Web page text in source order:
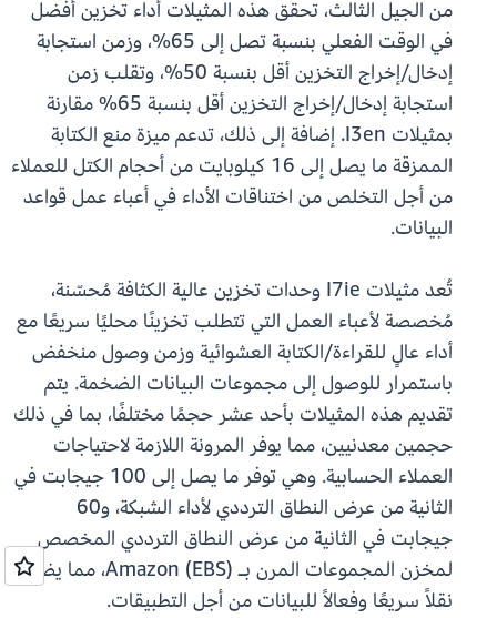
من الجيل الثالث، تحقق هذه المثيلات أداء تخزين أفضل
في الوقت الفعلي بنسبة تصل إلى 65%، وزمن استجابة
إدخال/إخراج التخزين أقل بنسبة 50%، وتقلب زمن
استجابة إدخال/إخراج التخزين أقل بنسبة 65% مقارنة
بمثيلات I3en. إضافة إلى ذلك، تدعم ميزة منع الكتابة
الممزقة ما يصل إلى 16 كيلوبايت من أحجام الكتل للعملاء
من أجل التخلص من اختناقات الأداء في أعباء عمل قواعد
البيانات.
تُعد مثيلات I7ie وحدات تخزين عالية الكثافة مُحسّنة،
مُخصصة لأعباء العمل التي تتطلب تخزينًا محليًا سريعًا مع
أداء عالٍ للقراءة/الكتابة العشوائية وزمن وصول منخفض
باستمرار للوصول إلى مجموعات البيانات الضخمة. يتم
تقديم هذه المثيلات بأحد عشر حجمًا مختلفًا، بما في ذلك
حجمين معدنيين، مما يوفر المرونة اللازمة لاحتياجات
العملاء الحسابية. وهي توفر ما يصل إلى 100 جيجابت في
الثانية من عرض النطاق الترددي لأداء الشبكة، و60
جيجابت في الثانية من عرض النطاق الترددي المخصص
لمخزن المجموعات المرن بـ Amazon (EBS)، مما يضمن
نقلاً سريعًا وفعالاً للبيانات من أجل التطبيقات.